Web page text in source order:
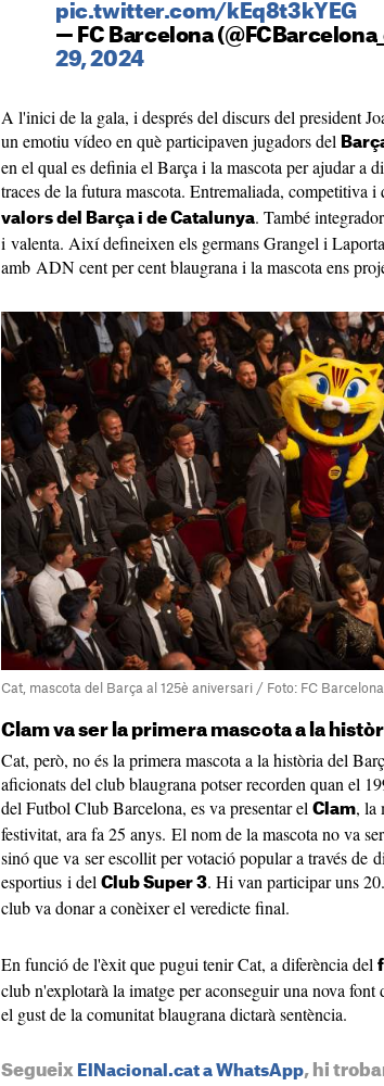
pic.twitter.com/kEq8t3kYEG
— FC Barcelona
29, 2024
A l'inici de la gala, i després del discurs del president
un emotiu vídeo en què participaven jugadors del
en el qual es definia el Barça i la mascota per ajudar a
traces de la futura mascota. Entremaliada, competitiva i
valors del Barça i de Catalunya. També
i valenta. Així defineixen els germans Grangel i
amb ADN cent per cent blaugrana i la mascota ens
Cat, mascota del Barça al 125è aniversari / Foto: FC Barcelona
Clam va ser la primera mascota a la
Cat, però, no és la primera mascota a la història del
aficionats del club blaugrana potser recorden quan el
del Futbol Club Barcelona, es va presentar el Clam, la
festivitat, ara fa 25 anys. El nom de la mascota no va
sinó que va ser escollit per votació popular a través de
esportius i del Club Super 3. Hi van participar uns
club va donar a conèixer el veredicte final.
En funció de l'èxit que pugui tenir Cat, a diferència del
club n'explotarà la imatge per aconseguir una nova
el gust de la comunitat blaugrana dictarà sentència.
Segueix ElNacional.cat a WhatsApp, hi